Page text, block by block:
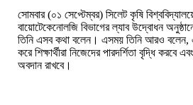
সোমবার(০১ সেপ্টেম্বর) সিলেট কৃষি
বায়োটেকেনোলজি বিভাগের ল্যাব উদ্বোধন
তিনি এসব কথা বলেন। এসময় তিনি আরও বলেন,
করে শিক্ষার্থীরা নিজেদের পারদর্শিতা বৃদ্ধি করবে এবং
অবদান রাখবে।